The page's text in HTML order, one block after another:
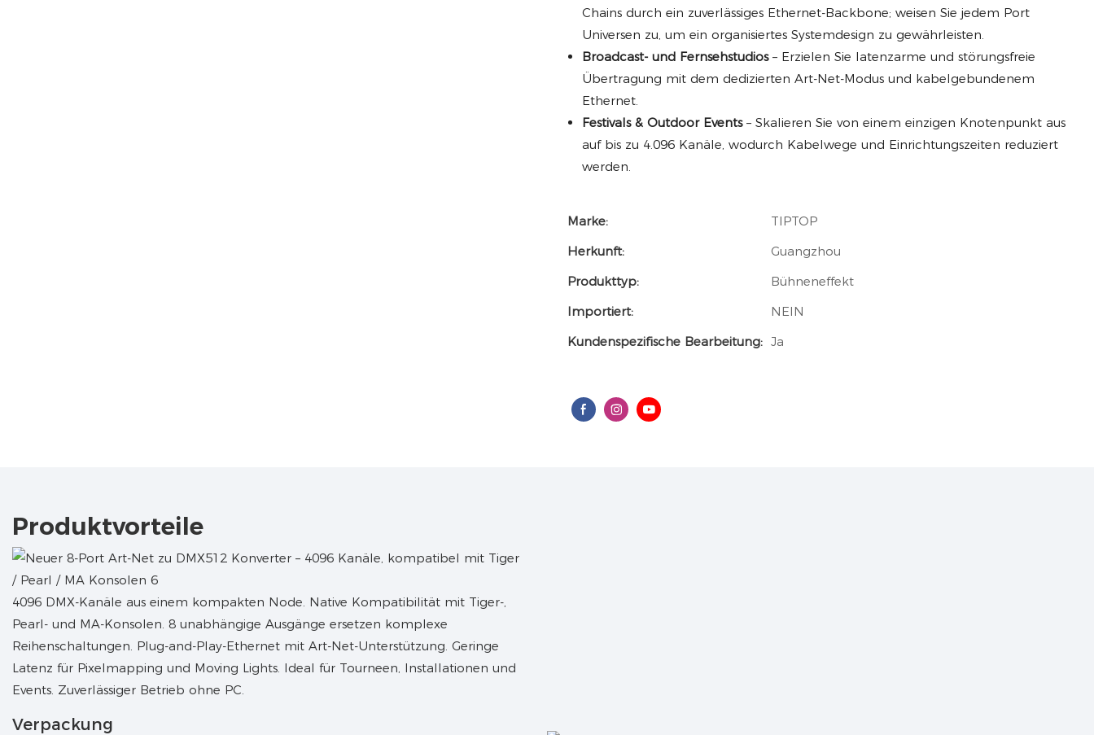
Chains durch ein zuverlässiges Ethernet-Backbone; weisen Sie jedem Port
Universen zu, um ein organisiertes Systemdesign zu gewährleisten.
Broadcast- und Fernsehstudios– Erzielen Sie latenzarme und störungsfreie
Übertragung mit dem dedizierten Art-Net-Modus und kabelgebundenem
Ethernet.
Festivals & Outdoor Events– Skalieren Sie von einem einzigen Knotenpunkt aus
auf bis zu 4.096 Kanäle, wodurch Kabelwege und Einrichtungszeiten reduziert
werden.
Marke:
TIPTOP
Herkunft:
Guangzhou
Produkttyp:
Bühneneffekt
Importiert:
NEIN
Kundenspezifische Bearbeitung: Ja
Produktvorteile
4096 DMX-Kanäle aus einem kompakten Node. Native Kompatibilität mit Tiger-,
Pearl- und MA-Konsolen. 8 unabhängige Ausgänge ersetzen komplexe
Reihenschaltungen. Plug-and-Play-Ethernet mit Art-Net-Unterstützung. Geringe
Latenz für Pixelmapping und Moving Lights. Ideal für Tourneen, Installationen und
Events. Zuverlässiger Betrieb ohne PC.
Verpackung